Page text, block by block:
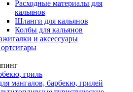
Расходные материалы для
кальянов
Шланги для кальянов
Колбы для кальянов
и аксессуары
гриль
мангалов, барбекю, грилей